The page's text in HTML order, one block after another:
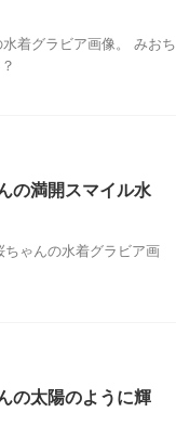
着グラビア画像。 みおち
の満開スマイル水
ゃんの水着グラビア画
の太陽のように輝